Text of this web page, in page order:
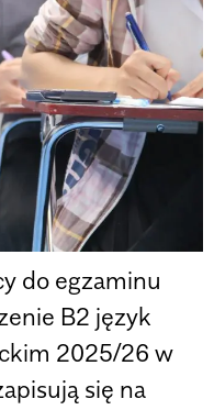
do egzaminu
B2 język
2025/26 w
się na